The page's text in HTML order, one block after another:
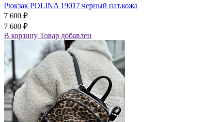
Рюкзак POLINA 19017 черный нат.кожа
7 600 ₽
7 600 ₽
В корзину Товар добавлен